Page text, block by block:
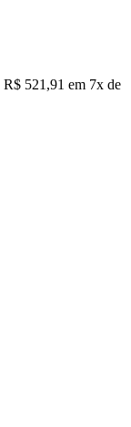
R$ 521,91 em 7x de